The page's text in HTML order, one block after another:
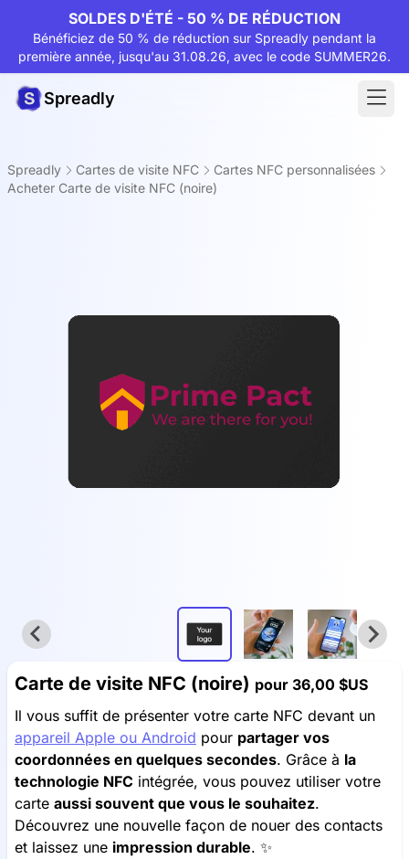
SOLDES D'ÉTÉ - 50 % DE RÉDUCTION
Bénéficiez de 50 % de réduction sur Spreadly pendant la
première année, jusqu'au 31.08.26, avec le code SUMMER26.
Spreadly
Spreadly Cartes de visite NFC
Cartes NFC personnalisées
Acheter Carte de visite NFC (noire)
Carte de visite NFC (noire) pour 36,00 $US
Il vous suffit de présenter votre carte NFC devant un
appareil Apple ou Android pour partager vos
coordonnées en quelques secondes. Grâce à la
technologie NFC intégrée, vous pouvez utiliser votre
carte aussi souvent que vous le souhaitez.
Découvrez une nouvelle façon de nouer des contacts
et laissez une impression durable. ✨